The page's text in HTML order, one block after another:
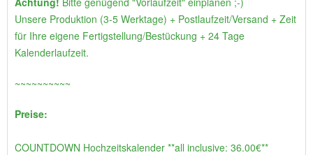
Unsere Produktion (3-5 Werktage) + Postlaufzeit/Versand + Zeit
für Ihre eigene Fertigstellung/Bestückung + 24 Tage
Kalenderlaufzeit.
~~~~~~~~~~
Preise:
COUNTDOWN Hochzeitskalender **all inclusive: 36.00€**